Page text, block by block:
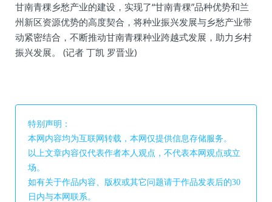
甘南青稞乡愁产业的建设，实现了“甘南青稞”品种优势和兰
州新区资源优势的高度契合，将种业振兴发展与乡愁产业带
动紧密结合，不断推动甘南青稞种业跨越式发展，助力乡村
振兴发展。 (记者 丁凯 罗晋业)
特别声明：
本网内容均为互联网转载，本网仅提供信息存储服务。
以上文章内容仅代表作者本人观点，不代表本网观点或立
场。
如有关于作品内容、版权或其它问题请于作品发表后的30
日内与本网联系。